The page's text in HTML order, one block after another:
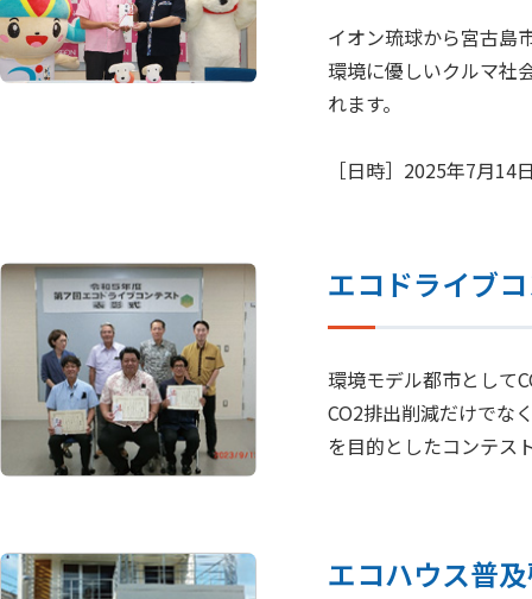
イオン琉球から宮古島
環境に優しいクルマ社
れます。
［日時］2025年7月
エコドライブ
環境モデル都市として
CO2排出削減だけでな
を目的としたコンテス
エコハウス普